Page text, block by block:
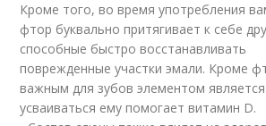
Кроме того, во время употребления
фтор буквально притягивает к себе
способные быстро восстанавливать
поврежденные участки эмали. Кроме
важным для зубов элементом
усваиваться ему помогает витамин D.